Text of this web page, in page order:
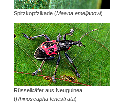
Spitzkopfzikade (Maana emeljanovi)
Rüsselkäfer aus Neuguinea
(Rhinoscapha fenestrata)